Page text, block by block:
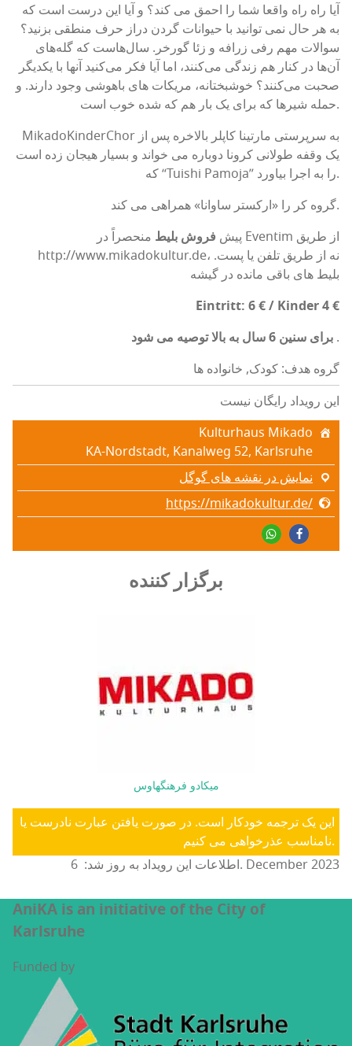
آیا راه راه واقعا شما را احمق می کند؟ و آیا این درست است که
به هر حال نمی توانید با حیوانات گردن دراز حرف منطقی بزنید؟
سوالات مهم رفی زرافه و زئا گورخر. سال‌هاست که گله‌های
آن‌ها در کنار هم زندگی می‌کنند، اما آیا فکر می‌کنید آنها با یکدیگر
صحبت می‌کنند؟ خوشبختانه، مریکات های باهوشی وجود دارند. و
حمله شیرها که برای یک بار هم که شده خوب است.
MikadoKinderChor به سرپرستی مارتینا کاپلر بالاخره پس از
یک وقفه طولانی کرونا دوباره می خواند و بسیار هیجان زده است
که “Tuishi Pamoja” را به اجرا بیاورد.
گروه کر را «ارکستر ساوانا» همراهی می کند.
پیش فروش بلیط منحصراً در Eventim از طریق
http://www.mikadokultur.de، نه از طریق تلفن یا پست.
بلیط های باقی مانده در گیشه
Eintritt: 6 € / Kinder 4 €
برای سنین 6 سال به بالا توصیه می شود .
گروه هدف: کودک, خانواده ها
این رویداد رایگان نیست
Kulturhaus Mikado
KA-Nordstadt, Kanalweg 52, Karlsruhe
نمایش در نقشه های گوگل
https://mikadokultur.de/
برگزار کننده
میکادو فرهنگهاوس
این یک ترجمه خودکار است. در صورت یافتن عبارت نادرست یا
نامناسب عذرخواهی می کنیم.
اطلاعات این رویداد به روز شد: 6. December 2023
AniKA is an initiative of the City of
Karlsruhe
Funded by